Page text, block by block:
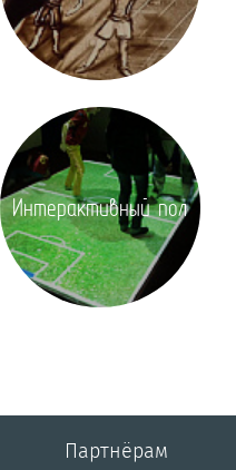
Интерактивный пол
Партнёрам